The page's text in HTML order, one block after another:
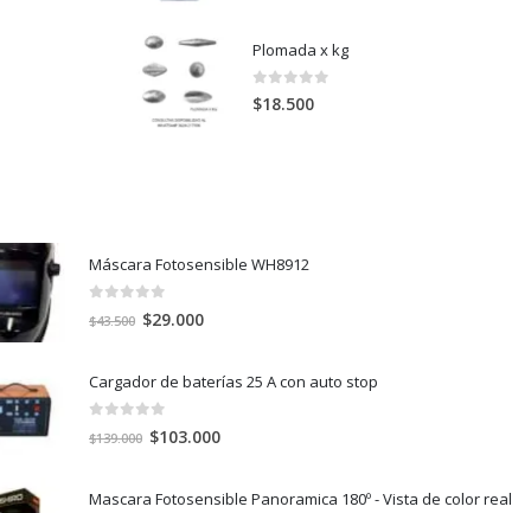
Plomada x kg
0 out of 5
$18.500
Máscara Fotosensible WH8912
out of 5
$43.500 El
$43.500.
$29.000El
Cargador de baterías 25 A con auto stop
out of 5
$139.000 El
$103.000El
Mascara Fotosensible Panoramica 180º - Vista de color real